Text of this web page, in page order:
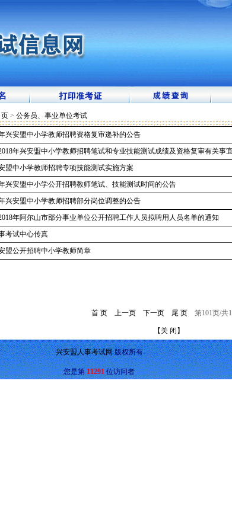
页 > 公务员、事业单位考试
兴安盟中小学教师招聘资格复审递补的公告
年兴安盟中小学教师招聘笔试和专业技能测试成绩及资格复审有关事
盟中小学教师招聘专项技能测试实施方案
兴安盟中小学公开招聘教师笔试、技能测试时间的公告
兴安盟中小学教师招聘部分岗位调整的公告
年阿尔山市部分事业单位公开招聘工作人员拟聘用人员名单的通知
考试中心传真
盟公开招聘中小学教师简章
首 页 上一页 下一页 尾 页第101页/共
【关 闭】
兴安盟人事考试网版权所有
您是第11291位访问者